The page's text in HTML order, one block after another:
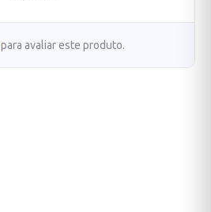
para avaliar este produto.